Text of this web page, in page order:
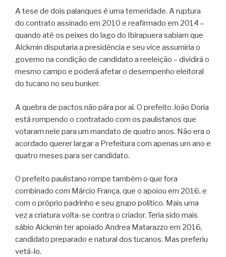
A tese de dois palanques é uma temeridade. A ruptura
do contrato assinado em 2010 e reafirmado em 2014 –
quando até os peixes do lago do Ibirapuera sabiam que
Alckmin disputaria a presidência e seu vice assumiria o
governo na condição de candidato a reeleição – dividirá o
mesmo campo e poderá afetar o desempenho eleitoral
do tucano no seu bunker.
A quebra de pactos não pára por aí. O prefeito João Doria
está rompendo o contratado com os paulistanos que
votaram nele para um mandato de quatro anos. Não era o
acordado querer largar a Prefeitura com apenas um ano e
quatro meses para ser candidato.
O prefeito paulistano rompe também o que fora
combinado com Márcio França, que o apoiou em 2016, e
com o próprio padrinho e seu grupo político. Mais uma
vez a criatura volta-se contra o criador. Teria sido mais
sábio Alckmin ter apoiado Andrea Matarazzo em 2016,
candidato preparado e natural dos tucanos. Mas preferiu
vetá-lo.